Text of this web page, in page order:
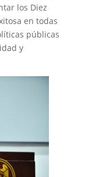
los Diez
en todas
públicas
y